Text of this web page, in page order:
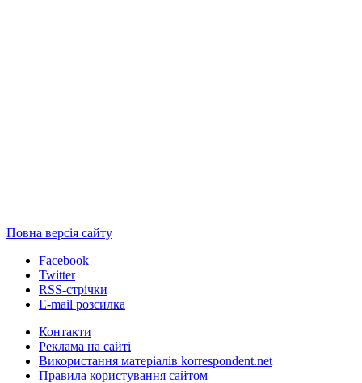
Повна версія сайту
Facebook
Twitter
RSS-стрічки
E-mail розсилка
Контакти
Реклама на сайті
Використання матеріалів korrespondent.net
Правила користування сайтом